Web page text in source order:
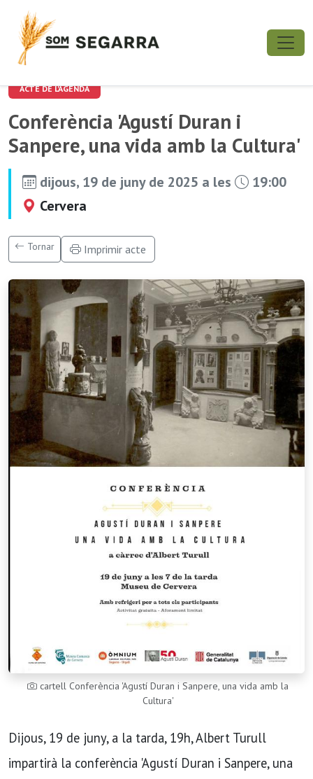
ACTE DE L'AGENDA
Conferència 'Agustí Duran i
Sanpere, una vida amb la Cultura'
dijous, 19 de juny de 2025 a les
19:00
Cervera
Tornar Imprimir acte
cartell Conferència 'Agustí Duran i Sanpere, una vida amb la
Cultura'
Dijous, 19 de juny, a la tarda, 19h, Albert Turull
impartirà la conferència 'Agustí Duran i Sanpere, una